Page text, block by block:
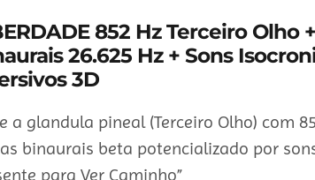
852 Hz Terceiro Olho
26.625 Hz + Sons
3D
a glandula pineal (Terceiro Olho) com
binaurais beta potencializado por
para Ver Caminho”